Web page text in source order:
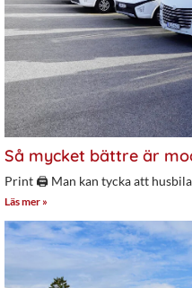
Så mycket bättre är
Print 🖨 Man kan tycka att
Läs mer »